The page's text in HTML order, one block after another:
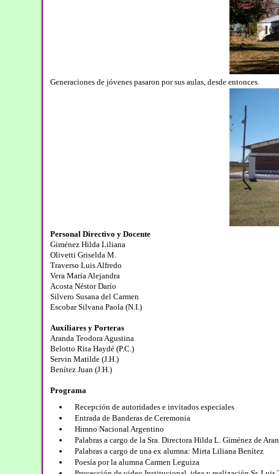
Generaciones de jóvenes pasaron por sus aulas, desde entonces.
Personal Directivo y Docente
Giménez Hilda Liliana
Olivetti Griselda M.
Traverso Luis Alfredo
Vera María Alejandra
Acosta Néstor Darío
Silvero Susana del Carmen
Escobar Silvana Paola (N.I.)
Auxiliares y Porteras
Aranda Teodora Agustina
Belotto Rita Haydé (P.C.)
Servin Matilde (J.H.)
Benítez Juan (J.H.)
Programa
Recepción de autoridades e invitados especiales
Entrada de Banderas de Ceremonia
Himno Nacional Argentino
Palabras a cargo de la Sra. Directora Hilda L. Giménez de
Palabras a cargo de una ex alumna: Mirta Liliana Benítez
Poesía por la alumna Carmen Leguiza